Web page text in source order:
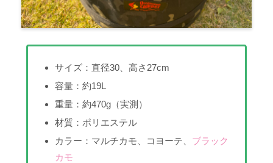
サイズ：直径30、高さ27cm
容量：約19L
重量：約470g（実測）
材質：ポリエステル
カラー：マルチカモ、コヨーテ、 ブラック
カモ